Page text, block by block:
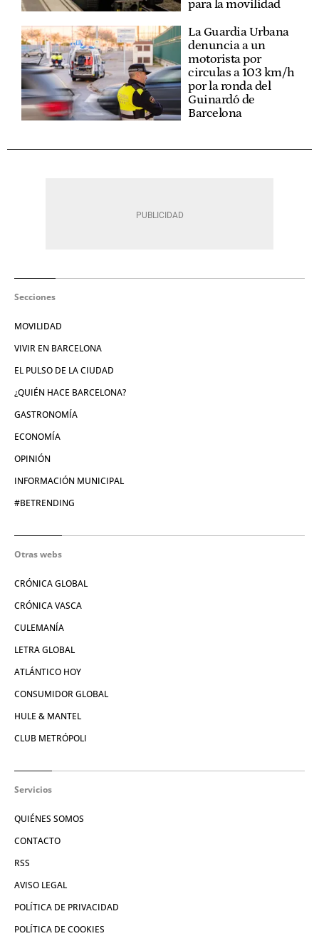
para la movilidad
La Guardia Urbana
denuncia a un
motorista por
circulas a 103 km/h
por la ronda del
Guinardó de
Barcelona
Secciones
MOVILIDAD
VIVIR EN BARCELONA
EL PULSO DE LA CIUDAD
¿QUIÉN HACE BARCELONA?
GASTRONOMÍA
ECONOMÍA
OPINIÓN
INFORMACIÓN MUNICIPAL
#BETRENDING
Otras webs
CRÓNICA GLOBAL
CRÓNICA VASCA
CULEMANÍA
LETRA GLOBAL
ATLÁNTICO HOY
CONSUMIDOR GLOBAL
HULE & MANTEL
CLUB METRÓPOLI
Servicios
QUIÉNES SOMOS
CONTACTO
RSS
AVISO LEGAL
POLÍTICA DE PRIVACIDAD
POLÍTICA DE COOKIES